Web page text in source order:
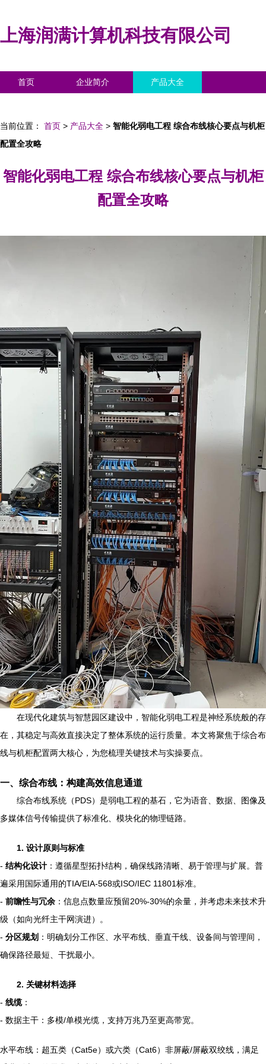
上海润满计算机科技有限公司
首页 企业简介 产品大全
当前位置： 首页 > 产品大全 > 智能化弱电工程 综合布线核心要点与机柜
配置全攻略
智能化弱电工程 综合布线核心要点与机柜
配置全攻略
在现代化建筑与智慧园区建设中，智能化弱电工程是神经系统般的存
在，其稳定与高效直接决定了整体系统的运行质量。本文将聚焦于综合布
线与机柜配置两大核心，为您梳理关键技术与实操要点。
一、综合布线：构建高效信息通道
综合布线系统（PDS）是弱电工程的基石，它为语音、数据、图像及
多媒体信号传输提供了标准化、模块化的物理链路。
1. 设计原则与标准
- 结构化设计 ：遵循星型拓扑结构，确保线路清晰、易于管理与扩展。普
遍采用国际通用的TIA/EIA-568或ISO/IEC 11801标准。
- 前瞻性与冗余 ：信息点数量应预留20%-30%的余量，并考虑未来技术升
级（如向光纤主干网演进）。
- 分区规划 ：明确划分工作区、水平布线、垂直干线、设备间与管理间，
确保路径最短、干扰最小。
2. 关键材料选择
- 线缆：
- 数据主干：多模/单模光缆，支持万兆乃至更高带宽。
水平布线：超五类（Cat5e）或六类（Cat6）非屏蔽/屏蔽双绞线，满足